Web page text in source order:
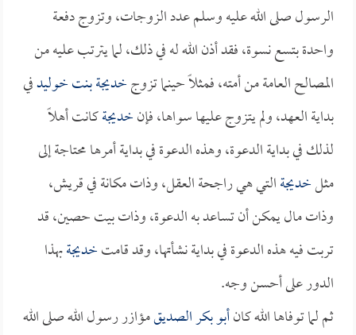
الرسول صلى الله عليه وسلم عدد الزوجات، وتزوج دفعة
واحدة بتسع نسوة، فقد أذن الله له في ذلك، لما يترتب عليه من
المصالح العامة من أمته، فمثلاً حينما تزوجخديجة بنت خوليدفي
بداية العهد، ولم يتزوج عليها سواها، فإنخديجةكانت أهلاً
لذلك في بداية الدعوة، وهذه الدعوة في بداية أمرها محتاجة إلى
مثلخديجةالتي هي راجحة العقل، وذات مكانة في قريش،
وذات مال يمكن أن تساعد به الدعوة، وذات بيت حصين، قد
تربت فيه هذه الدعوة في بداية نشأتها، وقد قامتخديجةبهذا
الدور على أحسن وجه.
ثم لما توفاها الله كانأبو بكر الصديقمؤازر رسول الله صلى الله